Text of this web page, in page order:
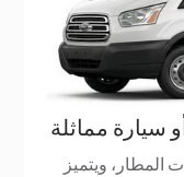
سيارة مماثلة
المطار، ويتميز